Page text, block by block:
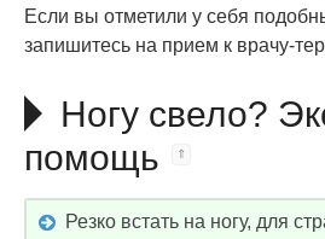
Если вы отметили у себя
запишитесь на прием к врачу-
Ногу свело?
помощь
Резко встать на ногу, для